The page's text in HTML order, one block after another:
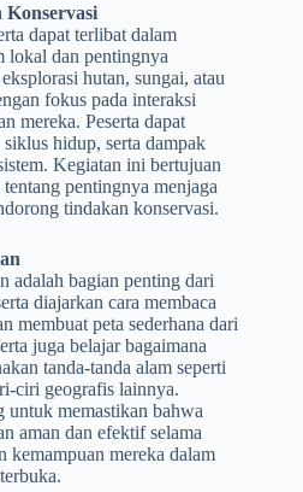
Konservasi
dapat terlibat dalam
lokal dan pentingnya
hutan, sungai, atau
fokus pada interaksi
mereka. Peserta dapat
hidup, serta dampak
Kegiatan ini bertujuan
pentingnya menjaga
tindakan konservasi.
adalah bagian penting dari
diajarkan cara membaca
membuat peta sederhana dari
juga belajar bagaimana
tanda-tanda alam seperti
ciri geografis lainnya.
untuk memastikan bahwa
aman dan efektif selama
kemampuan mereka dalam